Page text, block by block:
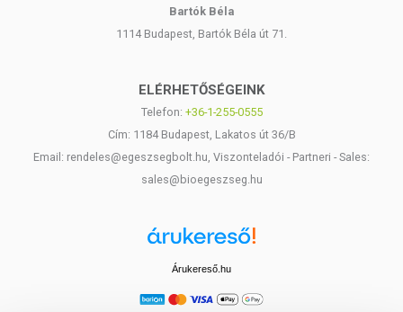
Bartók Béla
1114 Budapest, Bartók Béla út 71.
ELÉRHETŐSÉGEINK
Telefon: +36-1-255-0555
Cím: 1184 Budapest, Lakatos út 36/B
Email: rendeles@egeszsegbolt.hu, Viszonteladói - Partneri - Sales:
sales@bioegeszseg.hu
Árukereső.hu